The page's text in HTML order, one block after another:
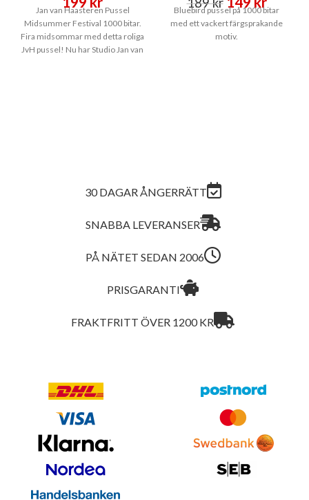
Jan van Haasteren Pussel
Midsummer Festival 1000 bitar.
Fira midsommar med detta roliga
JvH pussel! Nu har Studio Jan van
ursprungliga
priset
Bluebird pussel på 1000 bitar
med ett vackert färgsprakande
motiv.
30 DAGAR ÅNGERRÄTT
SNABBA LEVERANSER
PÅ NÄTET SEDAN 2006
PRISGARANTI
FRAKTFRITT ÖVER 1200 KR